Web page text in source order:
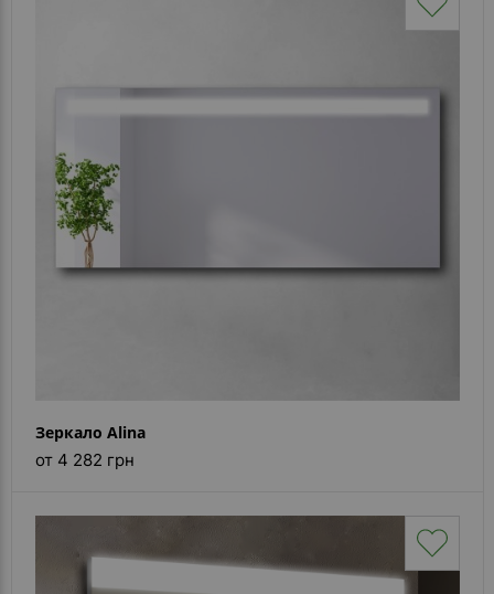
Зеркало Alina
от 4 282 грн